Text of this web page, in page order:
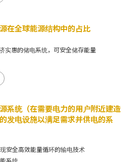
在全球能源结构中的占比
实惠的储电系统，可安全储存能量
系统（在需要电力的用户附近建造
发电设施以满足需求并供电的系
安全高效能量循环的输电技术